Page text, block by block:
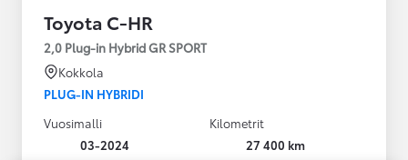
Toyota C-HR
2,0 Plug-in Hybrid GR SPORT
Kokkola
PLUG-IN HYBRIDI
Vuosimalli
03-2024
Kilometrit
27 400 km